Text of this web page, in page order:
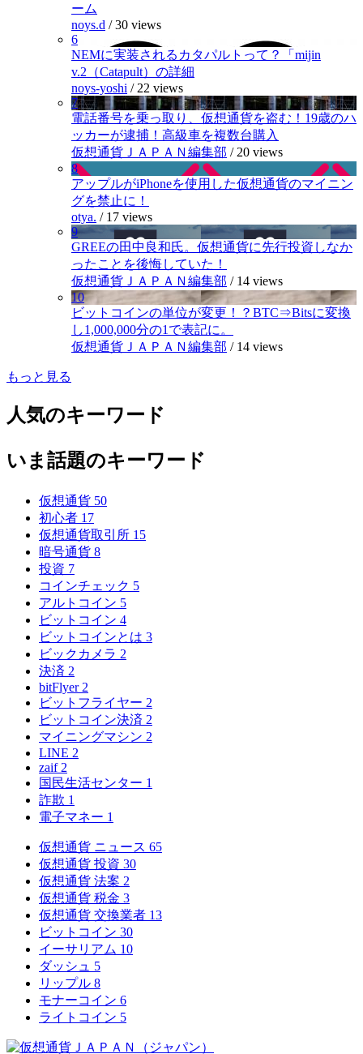
ーム
noys.d /30 views
6
NEMに実装されるカタパルトって？「mijin
v.2（Catapult）の詳細
noys-yoshi / 22 views
7
電話番号を乗っ取り、仮想通貨を盗む！19歳のハ
ッカーが逮捕！高級車を複数台購入
仮想通貨ＪＡＰＡＮ編集部 / 20 views
8
アップルがiPhoneを使用した仮想通貨のマイニン
グを禁止に！
otya. / 17 views
9
GREEの田中良和氏。仮想通貨に先行投資しなか
ったことを後悔していた！
仮想通貨ＪＡＰＡＮ編集部 / 14 views
10
ビットコインの単位が変更！？BTC⇒Bitsに変換
し1,000,000分の1で表記に。
仮想通貨ＪＡＰＡＮ編集部 / 14 views
もっと見る
人気のキーワード
いま話題のキーワード
仮想通貨 50
初心者 17
仮想通貨取引所 15
暗号通貨 8
投資 7
コインチェック 5
アルトコイン 5
ビットコイン 4
ビットコインとは 3
ビックカメラ 2
決済 2
bitFlyer 2
ビットフライヤー 2
ビットコイン決済 2
マイニングマシン 2
LINE 2
zaif 2
国民生活センター 1
詐欺 1
電子マネー 1
仮想通貨 ニュース 65
仮想通貨 投資 30
仮想通貨 法案 2
仮想通貨 税金 3
仮想通貨 交換業者 13
ビットコイン 30
イーサリアム 10
ダッシュ 5
リップル 8
モナーコイン 6
ライトコイン 5